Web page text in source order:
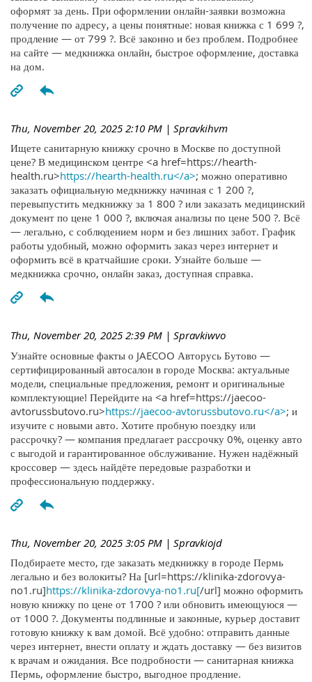
оформят за день. При оформлении онлайн-заявки возможна
получение по адресу, а цены понятные: новая книжка с 1 699 ?,
продление — от 799 ?. Всё законно и без проблем. Подробнее
на сайте — медкнижка онлайн, быстрое оформление, доставка
на дом.
Thu, November 20, 2025 2:10 PM | Spravkihvm
Ищете санитарную книжку срочно в Москве по доступной
цене? В медицинском центре <a href=https://hearth-
health.ru>https://hearth-health.ru</a>; можно оперативно
заказать официальную медкнижку начиная с 1 200 ?,
перевыпустить медкнижку за 1 800 ? или заказать медицинский
документ по цене 1 000 ?, включая анализы по цене 500 ?. Всё
— легально, с соблюдением норм и без лишних забот. График
работы удобный, можно оформить заказ через интернет и
оформить всё в кратчайшие сроки. Узнайте больше —
медкнижка срочно, онлайн заказ, доступная справка.
Thu, November 20, 2025 2:39 PM | Spravkiwvo
Узнайте основные факты о JAECOO Авторусь Бутово —
сертифицированный автосалон в городе Москва: актуальные
модели, специальные предложения, ремонт и оригинальные
комплектующие! Перейдите на <a href=https://jaecoo-
avtorussbutovo.ru>https://jaecoo-avtorussbutovo.ru</a>; и
изучите с новыми авто. Хотите пробную поездку или
рассрочку? — компания предлагает рассрочку 0%, оценку авто
с выгодой и гарантированное обслуживание. Нужен надёжный
кроссовер — здесь найдёте передовые разработки и
профессиональную поддержку.
Thu, November 20, 2025 3:05 PM | Spravkiojd
Подбираете место, где заказать медкнижку в городе Пермь
легально и без волокиты? На [url=https://klinika-zdorovya-
no1.ru]https://klinika-zdorovya-no1.ru[/url] можно оформить
новую книжку по цене от 1700 ? или обновить имеющуюся —
от 1000 ?. Документы подлинные и законные, курьер доставит
готовую книжку к вам домой. Всё удобно: отправить данные
через интернет, внести оплату и ждать доставку — без визитов
к врачам и ожидания. Все подробности — санитарная книжка
Пермь, оформление быстро, выгодное продление.